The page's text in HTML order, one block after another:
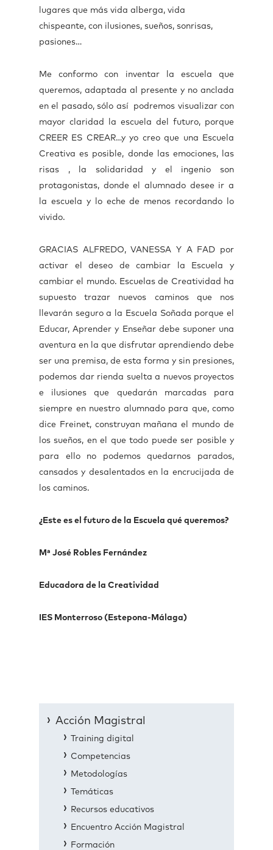
lugares que más vida alberga, vida
chispeante, con ilusiones, sueños, sonrisas,
pasiones…
Me conformo con inventar la escuela que
queremos, adaptada al presente y no anclada
en el pasado, sólo así podremos visualizar con
mayor claridad la escuela del futuro, porque
CREER ES CREAR…y yo creo que una Escuela
Creativa es posible, donde las emociones, las
risas , la solidaridad y el ingenio son
protagonistas, donde el alumnado desee ir a
la escuela y lo eche de menos recordando lo
vivido.
GRACIAS ALFREDO, VANESSA Y A FAD por
activar el deseo de cambiar la Escuela y
cambiar el mundo. Escuelas de Creatividad ha
supuesto trazar nuevos caminos que nos
llevarán seguro a la Escuela Soñada porque el
Educar, Aprender y Enseñar debe suponer una
aventura en la que disfrutar aprendiendo debe
ser una premisa, de esta forma y sin presiones,
podemos dar rienda suelta a nuevos proyectos
e ilusiones que quedarán marcadas para
siempre en nuestro alumnado para que, como
dice Freinet, construyan mañana el mundo de
los sueños, en el que todo puede ser posible y
para ello no podemos quedarnos parados,
cansados y desalentados en la encrucijada de
los caminos.
¿Este es el futuro de la Escuela qué queremos?
Mª José Robles Fernández
Educadora de la Creatividad
IES Monterroso (Estepona-Málaga)
Acción Magistral
Training digital
Competencias
Metodologías
Temáticas
Recursos educativos
Encuentro Acción Magistral
Formación